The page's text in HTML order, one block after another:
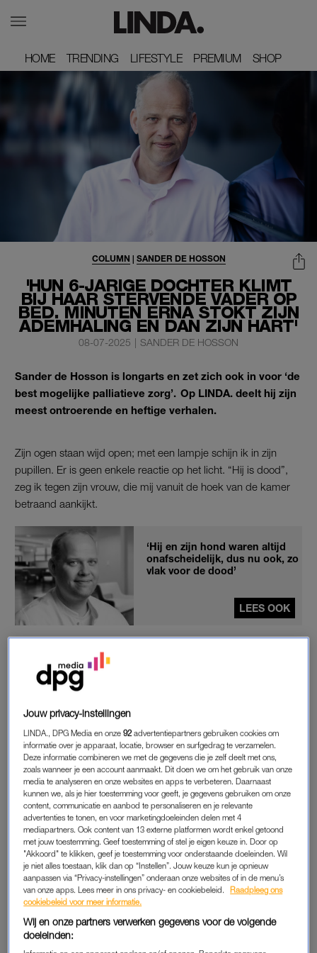
HOME
HOME TRENDING
TRENDING LIFESTYLE
LIFESTYLE PREMIUM
PREMIUM SHOP
SHOP
'HUN 6-JARIGE DOCHTER KLIMT
BIJ HAAR STERVENDE VADER OP
BED. MINUTEN ERNA STOKT ZIJN
ADEMHALING EN DAN ZIJN HART'
COLUMN | SANDER DE HOSSON
08-07-2025 | SANDER DE HOSSON
Sander de Hosson is longarts en zet zich ook in voor ‘de
best mogelijke palliatieve zorg’. Op LINDA. deelt hij zijn
meest ontroerende en heftige verhalen.
Zijn ogen staan wijd open; met een lampje schijn ik in zijn
pupillen. Er is geen enkele reactie op het licht. “Hij is dood”,
zeg ik tegen zijn vrouw, die mij vanuit de hoek van de kamer
betraand aankijkt.
‘Hij en zijn hond waren altijd
onafscheidelijk, dus nu ook, zo
vlak voor de dood’
LEES OOK
LONGFIBROSE
Op haar schoot zit hun dochter. Ze is prachtig. Zes jaar oud.
niemand in de verleiding komt zelfs maar te overwegen hem
af te pakken. “Met haar krijgen we nog veel te stellen”, had hij
mij trots verteld toen ik hen voor de eerste keer zag.
Op het bed ligt het lichaam van een echtgenoot, een vader.
Een dertiger. Dood door longfibrose. Het is absurd.
Na een geslaagde longtransplantatie enkele maanden geleden
ontstaat hoop. Maar daarop volgt een grote tegenslag: een
afstotingsreactie door het lichaam. We schrijven hogere
doseringen medicijnen voor, met nog heftigere bijwerkingen.
Er treedt verslechtering op door een infectie; opname op de
intensive care volgt. Intubatie. Beademingsapparatuur.
Wanhoop.
Jouw privacy-instellingen
LINDA., DPG Media en onze92 advertentiepartners gebruiken cookies om
informatie over je apparaat, locatie, browser en surfgedrag te verzamelen.
Deze informatie combineren we met de gegevens die je zelf deelt met ons,
zoals wanneer je een account aanmaakt. Dit doen we om het gebruik van onze
media te analyseren en onze websites en apps te verbeteren. Daarnaast
kunnen we, als je hier toestemming voor geeft, je gegevens gebruiken om onze
content, communicatie en aanbod te personaliseren en je relevante
advertenties te tonen, en voor marketingdoeleinden delen met 4
mediapartners. Ook content van 13 externe platformen wordt enkel getoond
met jouw toestemming. Geef toestemming of stel je eigen keuze in. Door op
"Akkoord" te klikken, geef je toestemming voor onderstaande doeleinden. Wil
je niet alles toestaan, klik dan op “Instellen”. Jouw keuze kun je opnieuw
aanpassen via “Privacy-instellingen” onderaan onze websites of in de menu’s
van onze apps. Lees meer in ons privacy- en cookiebeleid.
Raadpleeg ons
cookiebeleid voor meer informatie.
Wij en onze partners verwerken gegevens voor de volgende
doeleinden: